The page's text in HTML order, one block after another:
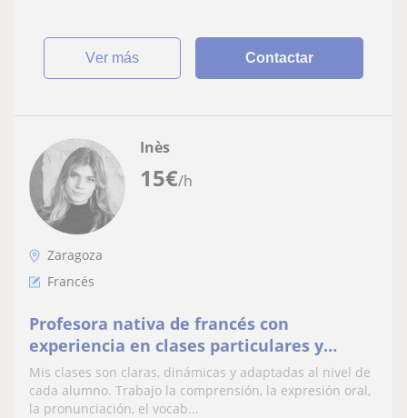
ver más Contactar
15€/h
Inès
Zaragoza
Francés
Profesora nativa de francés con
experiencia en clases particulares y
educación superior. Imparto clases de
francés e inglés online
Mis clases son claras, dinámicas y adaptadas al nivel de
cada alumno. Trabajo la comprensión, la expresión oral,
la pronunciación, el vocab...